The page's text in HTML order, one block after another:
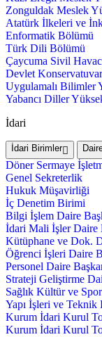
Zonguldak Meslek
Atatürk İlkeleri ve
Enformatik Bölümü
Türk Dili Bölümü
Çaycuma Sivil
Devlet
Uygulamalı Bilimler
Yabancı Diller
İdari
İdari Birimler
Döner Sermaye
Genel Sekreterlik
Hukuk Müşavirliği
İç Denetim Birimi
Bilgi İşlem Daire
İdari Mali İşler Daire
Kütüphane ve Dok.
Öğrenci İşleri Daire
Personel Daire
Strateji Geliştirme
Sağlık Kültür ve
Yapı İşleri ve Teknik
Kurum İdari Kurul
Kurum İdari Kurul